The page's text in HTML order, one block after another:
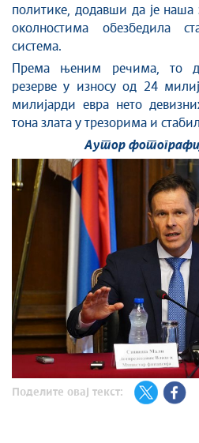
политике, додавши да је наша
околностима обезбедила
система.
Према њеним речима, то
резерве у износу од 24
милијарди евра нето
тона злата у трезорима и
Аутор
Поделите овај текст: